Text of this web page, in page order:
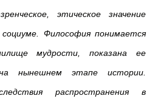
этическое значение
Философия понимается
мудрости, показана ее
нынешнем этапе истории.
распространения в